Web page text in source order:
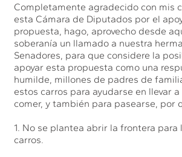
Completamente agradecido con mis
esta Cámara de Diputados por el
propuesta, hago, aprovecho desde
soberanía un llamado a nuestra
Senadores, para que considere la
apoyar esta propuesta como una
humilde, millones de padres de
estos carros para ayudarse en llevar
comer, y también para pasearse, por
1. No se plantea abrir la frontera para
carros.